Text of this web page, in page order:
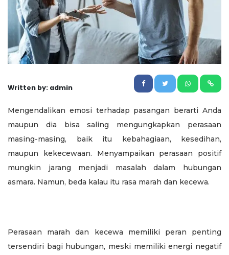
Written by: admin
Mengendalikan emosi terhadap pasangan berarti Anda
maupun dia bisa saling mengungkapkan perasaan
masing-masing, baik itu kebahagiaan, kesedihan,
maupun kekecewaan. Menyampaikan perasaan positif
mungkin jarang menjadi masalah dalam hubungan
asmara. Namun, beda kalau itu rasa marah dan kecewa.
Perasaan marah dan kecewa memiliki peran penting
tersendiri bagi hubungan, meski memiliki energi negatif